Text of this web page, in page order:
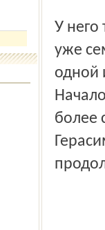
У него тяжёлое онкологическое заболевание, он прошёл
уже
одной
более